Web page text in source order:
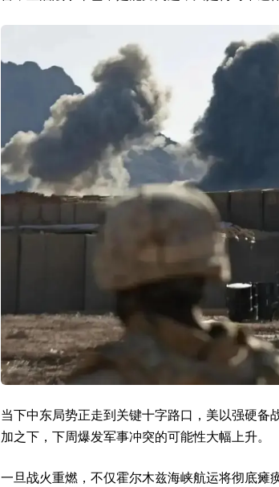
当下中东局势正走到关键十字路口，美以强硬备
加之下，下周爆发军事冲突的可能性大幅上升。
一旦战火重燃，不仅霍尔木兹海峡航运将彻底瘫